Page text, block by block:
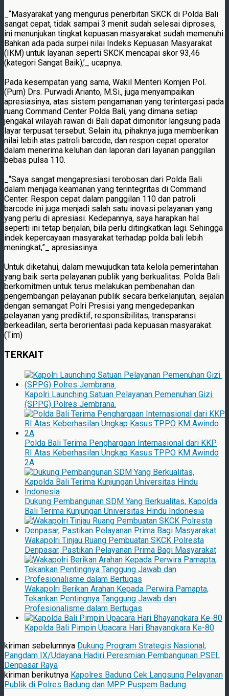
_“Masyarakat yang mengurus penerbitan SKCK di Polda Bali
sangat cepat, tidak sampai 3 menit sudah selesai diproses,
ini menunjukan tingkat kepuasan masyarakat sudah memenuhi.
Bahkan ada pada surpei nilai Indeks Kepuasan Masyarakat
(IKM) untuk layanan seperti SKCK mencapai skor 93,46
(kategori Sangat Baik),’_ ucapnya.
Pada kesempatan yang sama, Wakil Menteri Komjen Pol.
(Purn) Drs. Purwadi Arianto, M.Si., juga menyampaikan
apresiasinya, atas sistem pengamanan yang terintergasi pada
ruang Command Center Polda Bali, yang dimana setiap
jengakal wilayah rawan di Bali dapat dimonitor langsung pada
layar terpusat tersebut. Selain itu, pihaknya juga memberikan
nilai lebih atas patroli barcode, dan respon cepat operator
dalam menerima keluhan dan laporan dari layanan panggilan
bebas pulsa 110.
_“Saya sangat mengapresiasi terobosan dari Polda Bali
dalam menjaga keamanan yang terintegritas di Command
Center. Respon cepat dalam panggilan 110 dan patroli
barcode ini juga menjadi salah satu inovasi pelayanan yang
yang perlu di apresiasi. Kedepannya, saya harapkan hal
seperti ini tetap berjalan, bila perlu ditingkatkan lagi. Sehingga
indek kepercayaan masyarakat terhadap polda bali lebih
meningkat,”_ apresiasinya.
Untuk diketahui, dalam mewujudkan tata kelola pemerintahan
yang baik serta pelayanan publik yang berkualitas. Polda Bali
berkomitmen untuk terus melakukan pembenahan dan
pengembangan pelayanan publik secara berkelanjutan, sejalan
dengan semangat Polri Presisi yang mengedepankan
pelayanan yang prediktif, responsibilitas, transparansi
berkeadilan, serta berorientasi pada kepuasan masyarakat.
(Tim)
TERKAIT
Kapolri Launching Satuan Pelayanan Pemenuhan Gizi
(SPPG) Polres Jembrana.
Polda Bali Terima Penghargaan Internasional dari KKP
RI Atas Keberhasilan Ungkap Kasus TPPO KM Awindo
2A
Dukung Pembangunan SDM Yang Berkualitas, Kapolda
Bali Terima Kunjungan Universitas Hindu Indonesia
Wakapolri Tinjau Ruang Pembuatan SKCK Polresta
Denpasar, Pastikan Pelayanan Prima Bagi Masyarakat
Wakapolri Berikan Arahan Kepada Perwira Pamapta,
Tekankan Pentingnya Tanggung Jawab dan
Profesionalisme dalam Bertugas
Kapolda Bali Pimpin Upacara Hari Bhayangkara Ke-80
kiriman sebelumnya Dukung Program Strategis Nasional,
Pangdam IX/Udayana Hadiri Peresmian Pembangunan PSEL
Denpasar Raya
kiriman berikutnya Kapolres Badung Cek Langsung Pelayanan
Publik di Polres Badung dan MPP Puspem Badung